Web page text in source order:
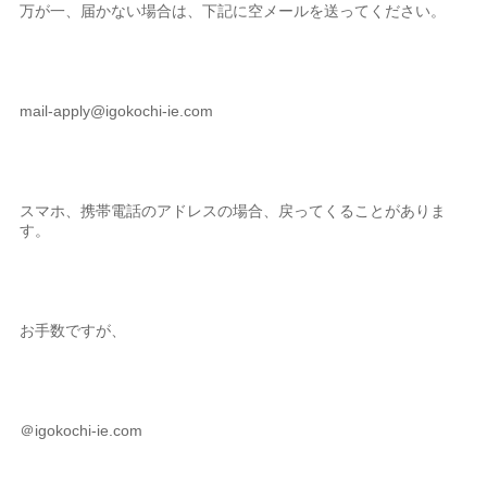
万が一、届かない場合は、下記に空メールを送ってください。
mail-apply@igokochi-ie.com
スマホ、携帯電話のアドレスの場合、戻ってくることがありま
す。
お手数ですが、
＠igokochi-ie.com